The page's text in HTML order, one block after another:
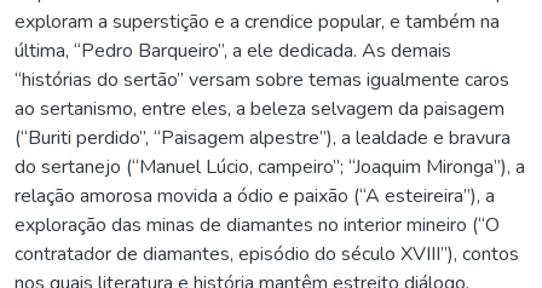
exploram a superstição e a crendice popular, e também na
última, “Pedro Barqueiro”, a ele dedicada. As demais
“histórias do sertão” versam sobre temas igualmente caros
ao sertanismo, entre eles, a beleza selvagem da paisagem
(“Buriti perdido”, “Paisagem alpestre”), a lealdade e bravura
do sertanejo (“Manuel Lúcio, campeiro”; “Joaquim Mironga”), a
relação amorosa movida a ódio e paixão (“A esteireira”), a
exploração das minas de diamantes no interior mineiro (“O
contratador de diamantes, episódio do século XVIII”), contos